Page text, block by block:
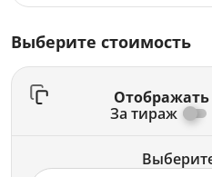
Выберите стоимость
За тираж